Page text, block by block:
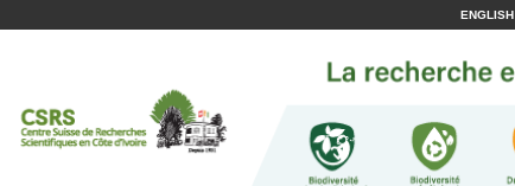
ENGLISH